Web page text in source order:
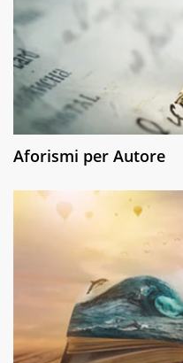
Aforismi per Autore